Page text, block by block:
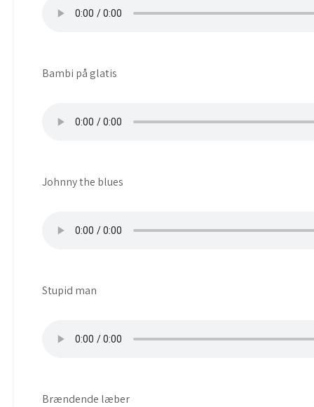
Bambi på glatis
Johnny the blues
Stupid man
Brændende læber